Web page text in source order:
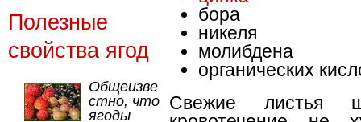
бора
никеля
молибдена
органических
Свежие листья
Полезные
свойства ягод
Общеизве
стно, что
ягоды